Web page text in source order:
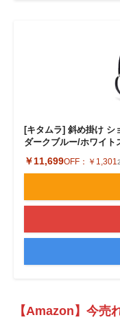
[キタムラ] 斜め掛け シ
ダークブルー/ホワイト
￥11,699OFF： ￥1,301
【Amazon】今売